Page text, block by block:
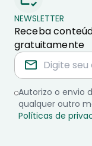
NEWSLETTER
Receba
gratuitamente
Autorizo o envio
qualquer outro
Políticas de